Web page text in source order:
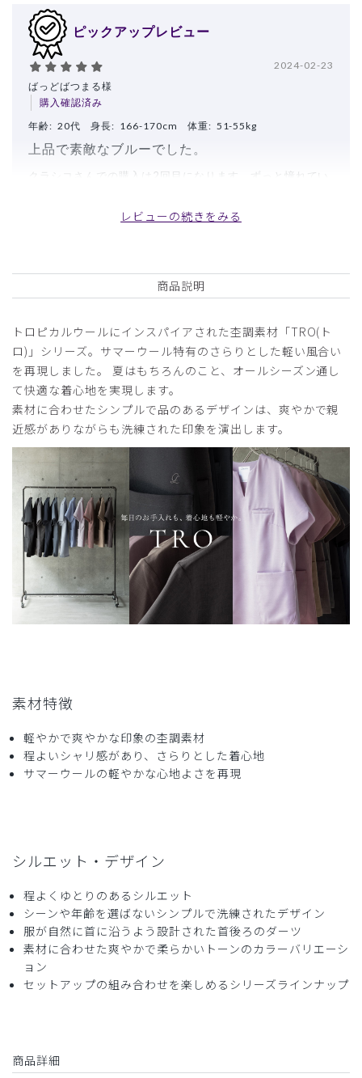
ピックアップレビュー
ばっどばつまる様
購入確認済み
2024-02-23
年齢: 20代 身長: 166-170cm 体重: 51-55kg
上品で素敵なブルーでした。
クラシコさんでの購入は2回目になります。ずっと憧れてい
は入れませんでしたが、刺繍の色や位置の相談に対して非常
L27レディース:Vネックスクラブトップス・
役に立った
購入確認済み
2026-04-11
年齢: 40代 身長: 151-155cm
46-50kg
サイズ感 小さめ
ストレッチ感 よく伸びる
伸びない
厚さ
とても薄い 厚い
サラサラ素材！
初めてクラシコさんで購入させていただきました。TROシ
リーズの丈感が今の私にはピッタリでディープブルーの色も
気に入っています。あまりストレッチが効いていないので、
商品：L27レディース:Vネックスクラブトップス・
TRO/ディープネイビー/L
役に立った 1
購入確認済み
仕事のテンションが上がってきもちいいです！着心地も最高
です
商品：L27レディース:Vネックスクラブトップス・
TRO/ディープネイビー/L
レビューの続きをみる
商品説明
トロピカルウールにインスパイアされた杢調素材「TRO(ト
ロ)」シリーズ。サマーウール特有のさらりとした軽い風合い
を再現しました。 夏はもちろんのこと、オールシーズン通し
て快適な着心地を実現します。
素材に合わせたシンプルで品のあるデザインは、爽やかで親
近感がありながらも洗練された印象を演出します。
素材特徴
軽やかで爽やかな印象の杢調素材
程よいシャリ感があり、さらりとした着心地
サマーウールの軽やかな心地よさを再現
シルエット・デザイン
程よくゆとりのあるシルエット
シーンや年齢を選ばないシンプルで洗練されたデザイン
服が自然に首に沿うよう設計された首後ろのダーツ
素材に合わせた爽やかで柔らかいトーンのカラーバリエーシ
ョン
セットアップの組み合わせを楽しめるシリーズラインナップ
商品詳細